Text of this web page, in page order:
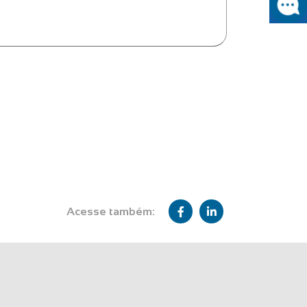
Acesse também: